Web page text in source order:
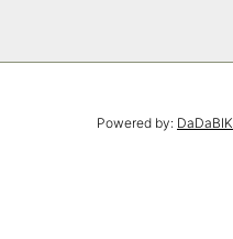
Powered by: DaDaBIK